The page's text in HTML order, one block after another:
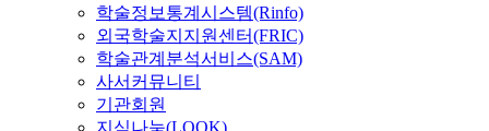
학술정보통계시스템(Rinfo)
외국학술지지원센터(FRIC)
학술관계분석서비스(SAM)
사서커뮤니티
기관회원
지식나눔(LOOK)